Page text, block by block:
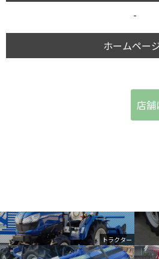
トラクター
-
ホームペー
店舗